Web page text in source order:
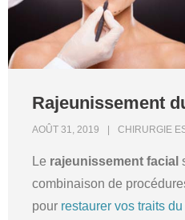
Rajeunissement
AOÛT 31, 2019 CHIRURGIE
Le rajeunissement facial
combinaison de
pour restaurer vos traits